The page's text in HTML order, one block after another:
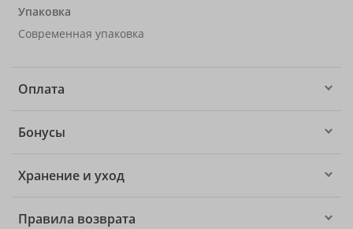
Упаковка
Современная упаковка
Оплата
Бонусы
Хранение и уход
Правила возврата